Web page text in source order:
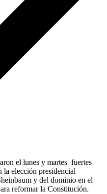
el lunes y martes fuertes
la elección presidencial
y del dominio en el
reformar la Constitución.